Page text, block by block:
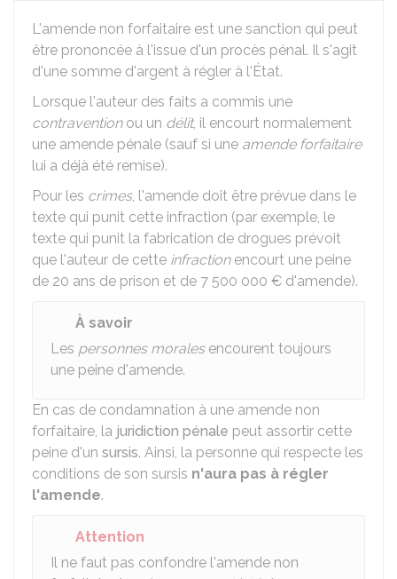
L'amende non forfaitaire est une sanction qui peut
être prononcée à l'issue d'un procès pénal. Il s'agit
d'une somme d'argent à régler à l'État.
Lorsque l'auteur des faits a commis une
contraventionou un délit, il encourt normalement
une amende pénale (sauf si une amende forfaitaire
lui a déjà été remise).
Pour les crimes, l'amende doit être prévue dans le
texte qui punit cette infraction (par exemple, le
texte qui punit la fabrication de drogues prévoit
que l'auteur de cette infractionencourt une peine
de 20 ans de prison et de 7 500 000 € d'amende).
À savoir
Les personnes moralesencourent toujours
une peine d'amende.
En cas de condamnation à une amende non
forfaitaire, la juridiction pénale peut assortir cette
peine d'un sursis. Ainsi, la personne qui respecte les
conditions de son sursis n'aura pas à régler
l'amende.
Attention
Il ne faut pas confondre l'amende non